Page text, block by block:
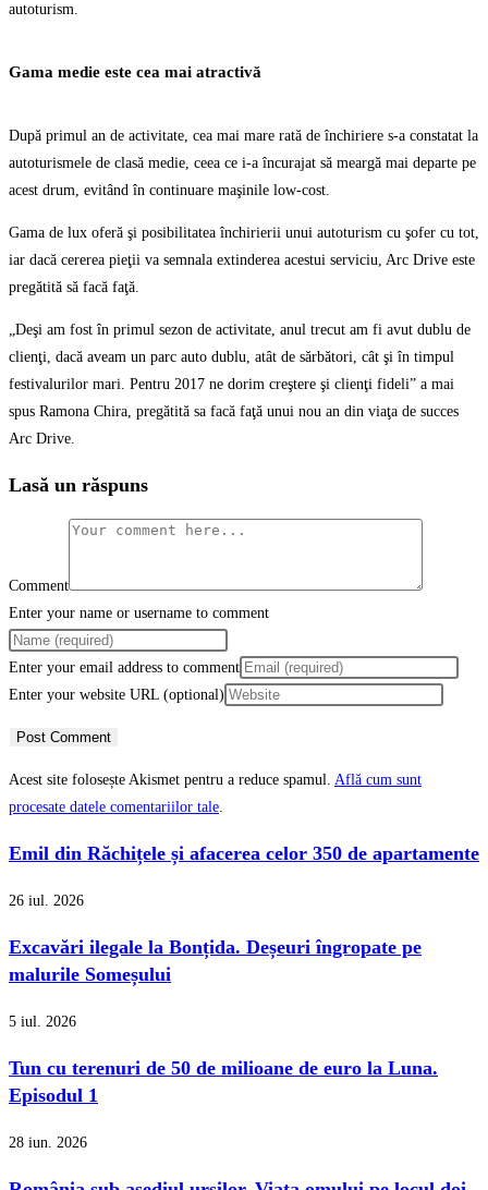
autoturism.
Gama medie este cea mai atractivă
După primul an de activitate, cea mai mare rată de închiriere s-a constatat la
autoturismele de clasă medie, ceea ce i-a încurajat să meargă mai departe pe
acest drum, evitând în continuare maşinile low-cost.
Gama de lux oferă şi posibilitatea închirierii unui autoturism cu şofer cu tot,
iar dacă cererea pieţii va semnala extinderea acestui serviciu, Arc Drive este
pregătită să facă faţă.
„Deşi am fost în primul sezon de activitate, anul trecut am fi avut dublu de
clienţi, dacă aveam un parc auto dublu, atât de sărbători, cât şi în timpul
festivalurilor mari. Pentru 2017 ne dorim creştere şi clienţi fideli” a mai
spus Ramona Chira, pregătită sa facă faţă unui nou an din viaţa de succes
Arc Drive.
Lasă un răspuns
Comment
Enter your name or username to comment
Enter your email address to comment
Enter your website URL (optional)
Acest site folosește Akismet pentru a reduce spamul. Află cum sunt
procesate datele comentariilor tale.
Emil din Răchițele și afacerea celor 350 de apartamente
26 iul. 2026
Excavări ilegale la Bonțida. Deșeuri îngropate pe
malurile Someșului
5 iul. 2026
Tun cu terenuri de 50 de milioane de euro la Luna.
Episodul 1
28 iun. 2026